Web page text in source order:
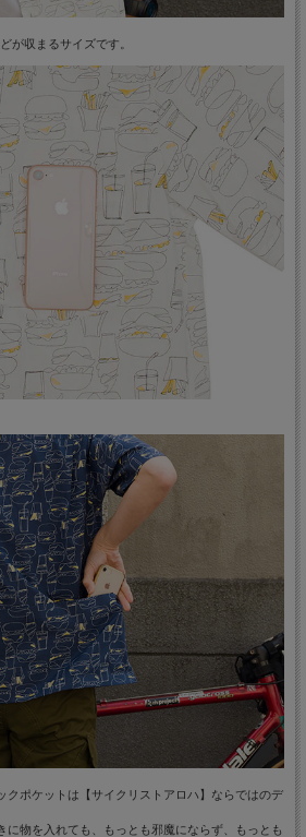
が収まるサイズです。
クポケットは【サイクリストアロハ】ならではのデ
に物を入れても、もっとも邪魔にならず、もっとも